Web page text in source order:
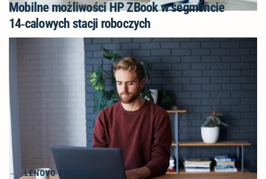
Mobilne możliwości HP ZBook w segmencie
14‑calowych stacji roboczych
LENOVO THINKPAD